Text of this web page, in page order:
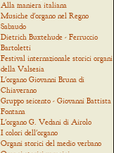
Alla maniera italiana
Musiche d'organo nel Regno
Sabaudo
Dietrich Buxtehude - Ferruccio
Bartoletti
Festival internazionale storici organi
della Valsesia
L'organo Giovanni Bruna di
Chiaverano
Gruppo seicento - Giovanni Battista
Fontana
L'organo G. Vedani di Airolo
I colori dell'organo
Organi storici del medio verbano